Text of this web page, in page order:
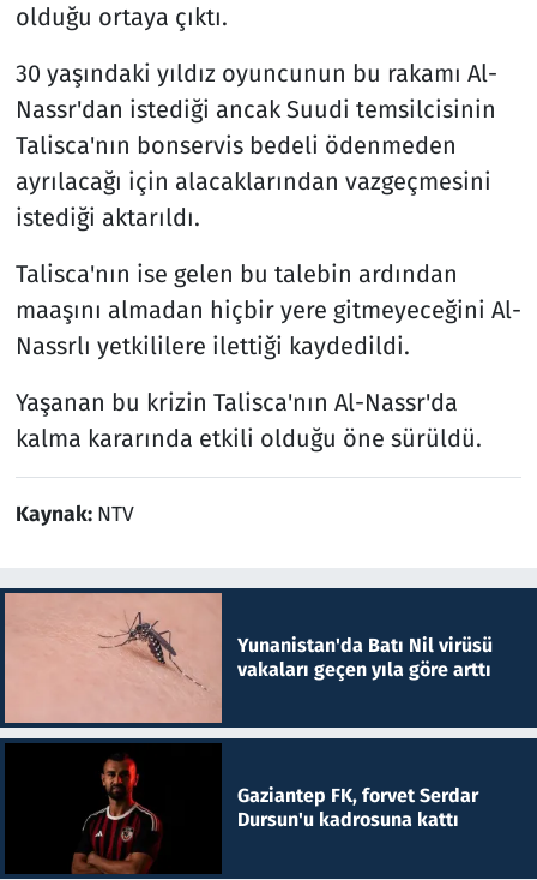
olduğu ortaya çıktı.
30 yaşındaki yıldız oyuncunun bu rakamı Al-
Nassr'dan istediği ancak Suudi temsilcisinin
Talisca'nın bonservis bedeli ödenmeden
ayrılacağı için alacaklarından vazgeçmesini
istediği aktarıldı.
Talisca'nın ise gelen bu talebin ardından
maaşını almadan hiçbir yere gitmeyeceğini Al-
Nassrlı yetkililere ilettiği kaydedildi.
Yaşanan bu krizin Talisca'nın Al-Nassr'da
kalma kararında etkili olduğu öne sürüldü.
Kaynak: NTV
Yunanistan'da Batı Nil virüsü
vakaları geçen yıla göre arttı
Gaziantep FK, forvet Serdar
Dursun'u kadrosuna kattı